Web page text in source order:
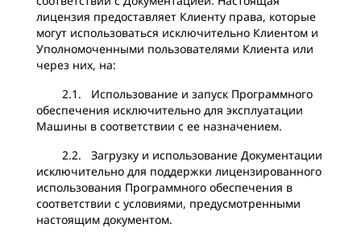
лицензия предоставляет Клиенту права, которые
могут использоваться исключительно Клиентом и
Уполномоченными пользователями Клиента или
через них, на:
2.1. Использование и запуск Программного
обеспечения исключительно для эксплуатации
Машины в соответствии с ее назначением.
2.2. Загрузку и использование Документации
исключительно для поддержки лицензированного
использования Программного обеспечения в
соответствии с условиями, предусмотренными
настоящим документом.